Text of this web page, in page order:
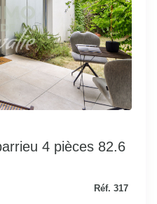
4 pièces 82.6
Réf. 317